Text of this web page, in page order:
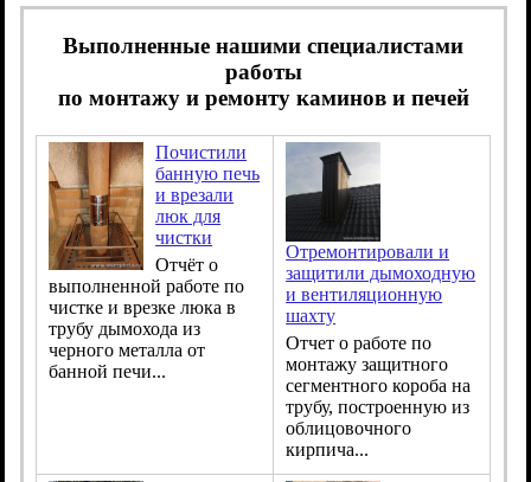
Выполненные нашими специалистами
работы
по монтажу и ремонту каминов и печей
Почистили
банную печь
и врезали
люк для
чистки
Отчёт о
выполненной работе по
чистке и врезке люка в
трубу дымохода из
черного металла от
банной печи...
Отремонтировали и
защитили дымоходную
и вентиляционную
шахту
Отчет о работе по
монтажу защитного
сегментного короба на
трубу, построенную из
облицовочного
кирпича...